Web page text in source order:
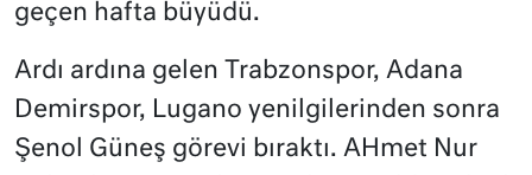
geçen hafta büyüdü.
Ardı ardına gelen Trabzonspor, Adana
Demirspor, Lugano yenilgilerinden sonra
Şenol Güneş görevi bıraktı. AHmet Nur